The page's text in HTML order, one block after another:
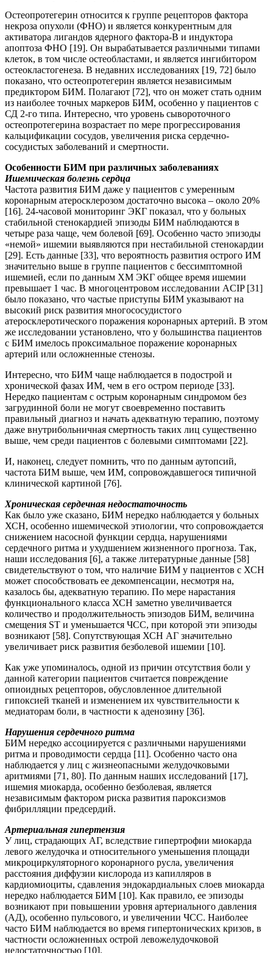
Остеопротегерин относится к группе рецепторов фактора
некроза опухоли (ФНО) и является конкурентным для
активатора лигандов ядерного фактора-В и индуктора
апоптоза ФНО [19]. Он вырабатывается различными типами
клеток, в том числе остеобластами, и является ингибитором
остеокластогенеза. В недавних исследованиях [19, 72] было
показано, что остеопротегерин является независимым
предиктором БИМ. Полагают [72], что он может стать одним
из наиболее точных маркеров БИМ, особенно у пациентов с
СД 2-го типа. Интересно, что уровень сывороточного
остеопротегерина возрастает по мере прогрессирования
кальцификации сосудов, увеличения риска сердечно-
сосудистых заболеваний и смертности.
Особенности БИМ при различных заболеваниях
Ишемическая болезнь сердца
Частота развития БИМ даже у пациентов с умеренным
коронарным атеросклерозом достаточно высока – около 20%
[16]. 24-часовой мониторинг ЭКГ показал, что у больных
стабильной стенокардией эпизоды БИМ наблюдаются в
четыре раза чаще, чем болевой [69]. Особенно часто эпизоды
«немой» ишемии выявляются при нестабильной стенокардии
[29]. Есть данные [33], что вероятность развития острого ИМ
значительно выше в группе пациентов с бессимптомной
ишемией, если по данным ХМ ЭКГ общее время ишемии
превышает 1 час. В многоцентровом исследовании ACIP [31]
было показано, что частые приступы БИМ указывают на
высокий риск развития многососудистого
атеросклеротического поражения коронарных артерий. В этом
же исследовании установлено, что у большинства пациентов
с БИМ имелось проксимальное поражение коронарных
артерий или осложненные стенозы.
Интересно, что БИМ чаще наблюдается в подострой и
хронической фазах ИМ, чем в его остром периоде [33].
Нередко пациентам с острым коронарным синдромом без
загрудинной боли не могут своевременно поставить
правильный диагноз и начать адекватную терапию, поэтому
даже внутрибольничная смертность таких лиц существенно
выше, чем среди пациентов с болевыми симптомами [22].
И, наконец, следует помнить, что по данным аутопсий,
частота БИМ выше, чем ИМ, сопровождавшегося типичной
клинической картиной [76].
Хроническая сердечная недостаточность
Как было уже сказано, БИМ нередко наблюдается у больных
ХСН, особенно ишемической этиологии, что сопровождается
снижением насосной функции сердца, нарушениями
сердечного ритма и ухудшением жизненного прогноза. Так,
наши исследования [6], а также литературные данные [58]
свидетельствуют о том, что наличие БИМ у пациентов с ХСН
может способствовать ее декомпенсации, несмотря на,
казалось бы, адекватную терапию. По мере нарастания
функционального класса ХСН заметно увеличивается
количество и продолжительность эпизодов БИМ, величина
смещения ST и уменьшается ЧСС, при которой эти эпизоды
возникают [58]. Сопутствующая ХСН АГ значительно
увеличивает риск развития безболевой ишемии [10].
Как уже упоминалось, одной из причин отсутствия боли у
данной категории пациентов считается повреждение
опиоидных рецепторов, обусловленное длительной
гипоксией тканей и изменением их чувствительности к
медиаторам боли, в частности к аденозину [36].
Нарушения сердечного ритма
БИМ нередко ассоциируется с различными нарушениями
ритма и проводимости сердца [11]. Особенно часто она
наблюдается у лиц с жизнеопасными желудочковыми
аритмиями [71, 80]. По данным наших исследований [17],
ишемия миокарда, особенно безболевая, является
независимым фактором риска развития пароксизмов
фибрилляции предсердий.
Артериальная гипертензия
У лиц, страдающих АГ, вследствие гипертрофии миокарда
левого желудочка и относительного уменьшения площади
микроциркуляторного коронарного русла, увеличения
расстояния диффузии кислорода из капилляров в
кардиомиоциты, сдавления эндокардиальных слоев миокарда
нередко наблюдается БИМ [10]. Как правило, ее эпизоды
возникают при повышении уровня артериального давления
(АД), особенно пульсового, и увеличении ЧСС. Наиболее
часто БИМ наблюдается во время гипертонических кризов, в
частности осложненных острой левожелудочковой
недостаточностью [10].